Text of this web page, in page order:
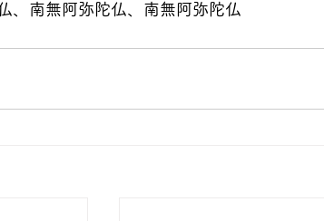
、南無阿弥陀仏、南無阿弥陀仏